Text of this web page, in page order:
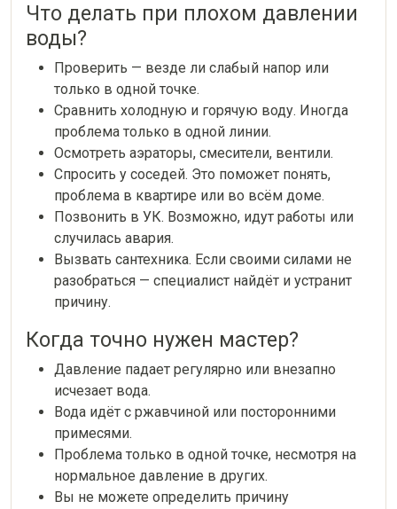
Что делать при плохом давлении
воды?
Проверить — везде ли слабый напор или
только в одной точке.
Сравнить холодную и горячую воду. Иногда
проблема только в одной линии.
Осмотреть аэраторы, смесители, вентили.
Спросить у соседей. Это поможет понять,
проблема в квартире или во всём доме.
Позвонить в УК. Возможно, идут работы или
случилась авария.
Вызвать сантехника. Если своими силами не
разобраться — специалист найдёт и устранит
причину.
Когда точно нужен мастер?
Давление падает регулярно или внезапно
исчезает вода.
Вода идёт с ржавчиной или посторонними
примесями.
Проблема только в одной точке, несмотря на
нормальное давление в других.
Вы не можете определить причину